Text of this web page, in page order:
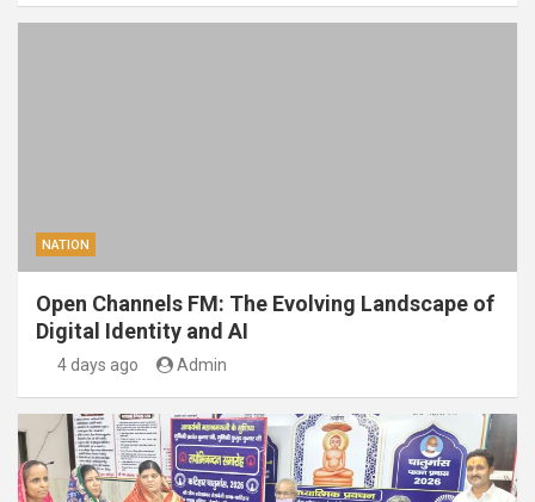
NATION
Open Channels FM: The Evolving Landscape of
Digital Identity and AI
4 days ago Admin